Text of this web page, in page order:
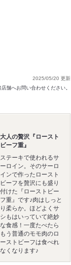
2025/05/20 更新
舗へお問い合わせください。
大人の贅沢『ロースト
ビーフ重』
ステーキで使われるサ
ーロイン。そのサーロ
インで作ったロースト
ビーフを贅沢にも盛り
付けた『ローストビー
フ重』です♪肉はしっと
り柔らか。ほどよくサ
シもはいっていて絶妙
な食感！一度たべたら
もう普通のモモ肉のロ
ーストビーフは食べれ
なくなります♪